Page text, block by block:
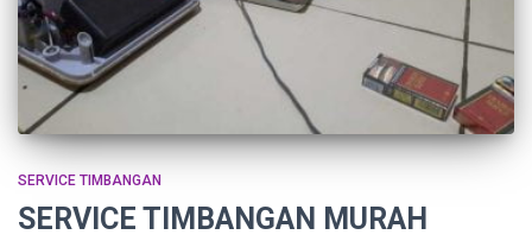
SERVICE TIMBANGAN
SERVICE TIMBANGAN MURAH